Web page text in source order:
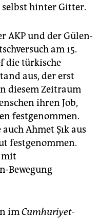
hinter Gitter.
AKP und der Gülen-
am 15.
die türkische
aus, der erst
diesem Zeitraum
ihren Job,
festgenommen.
Ahmet Şık aus
festgenommen.
mit
Bewegung
imCumhuriyet-